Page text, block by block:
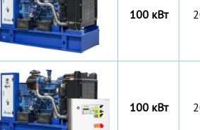
100 кВт
100 кВт